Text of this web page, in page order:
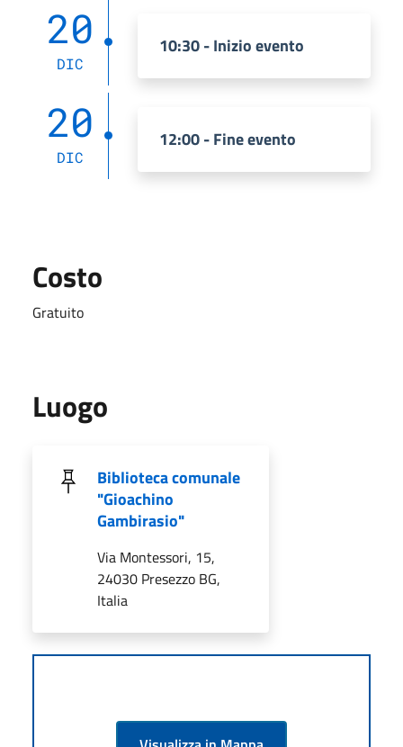
20
DIC
10:30 - Inizio evento
20
DIC
12:00 - Fine evento
Costo
Gratuito
Luogo
Biblioteca comunale
"Gioachino
Gambirasio"
Via Montessori, 15,
24030 Presezzo BG,
Italia